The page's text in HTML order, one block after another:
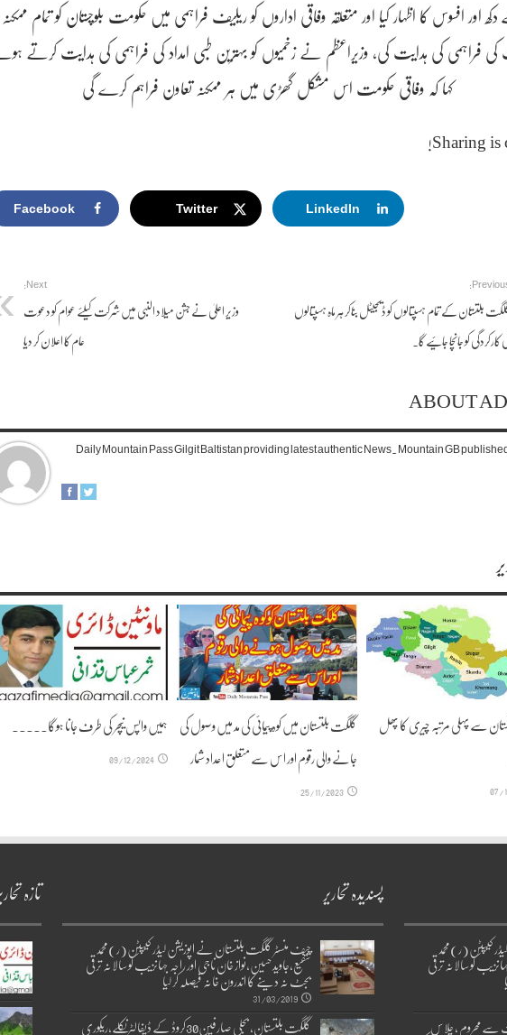
اور افسوس کا اظہار کیا اور متعلقہ وفاقی اداروں کو ریلیف فراہمی میں حکومت بلوچستان کو تمام ممکنہ
فراہمی کی ہدایت کی، وزیراعظم نے زخمیوں کو بہترین طبی امداد کی فراہمی کی ہدایت کرتے
کہا کہ وفاقی حکومت اس مشکل گھڑی میں ہر ممکنہ تعاون فراہم کرے گی
Sharing is
Facebook Twitter LinkedIn
بلتستان کے تمام ہسپتالوں کو ڈیجیٹل بناکر ہر ماہ ہسپتالوں
کارکردگی کو جانچا جائیے گا.
Next:
وزیر اعلیٰ نے جشن میلاد النبی میں شرکت کیلئے عوام کو دعوت
عام کا اعلان کر دیا
ABOUT
Daily Mountain Pass Gilgit Baltistan providing latest authentic News. Mountain GB
ہمیں واپس نیچر کی طرف جانا ہوگا۔۔۔۔۔
09/12/2024
گلگت بلتستان میں کوہ پیمائی کی مد میں وصول کی
جانے والی رقوم اور اس سے متعلق اعداد شمار
25/11/2023
سے پہلی مرتبہ چیری کا پھل
07/
کیپٹن(ر)محمد
کو سالانہ ترقی
سے محروم ، چلاس
پسندیدہ تحاریر
چیف منسٹر گلگت بلتستان نے اپوزیشن لیڈر کیپٹن(ر)محمد
شفیع،جاوید حسین،نواز خان ناجی اور راجہ جہانزیب کو سالانہ ترقی
بجٹ نہ دینے کا اندرون خانہ فیصلہ کر لیا
31/03/2019
گلگت بلتستان، بجلی صارفین30کروڈ کے ڈیفالٹر نکلے,ریکوری
تازہ